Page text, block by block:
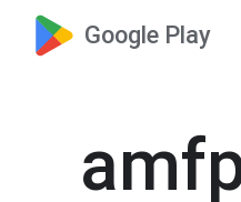
Google Play